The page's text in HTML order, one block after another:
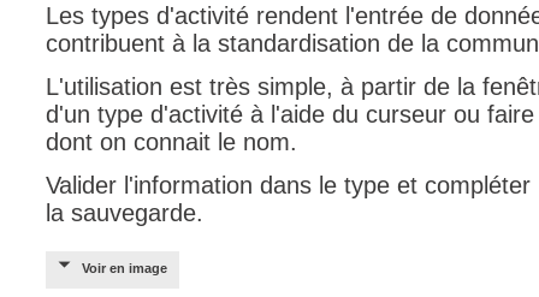
Les types d'activité rendent l'entrée de
contribuent à la standardisation de la
L'utilisation est très simple, à partir de la
d'un type d'activité à l'aide du curseur ou
dont on connait le nom.
Valider l'information dans le type et
la sauvegarde.
Voir en image